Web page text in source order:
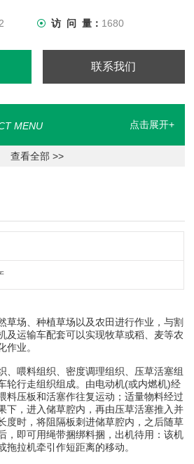
访 问 量： 1680
联系我们
MENU 点击展开+
查看全部 >>
场、种植草场以及农田进行作业，与割
及运输车配套可以实现牧草或稻、麦等农
作业。
喂料组织、密度调理组织、压草活塞组
轮行走组织组成。由电动机(或内燃机)经
料压板和活塞作往复运动；适量物料经过
下，进入储草腔内，再由压草活塞推入并
度时，将阻隔板刺进储草腔内，之后随草
，即可用绳带捆绑料捆，出机待用：该机
拖拉机牵引作短距离的移动。